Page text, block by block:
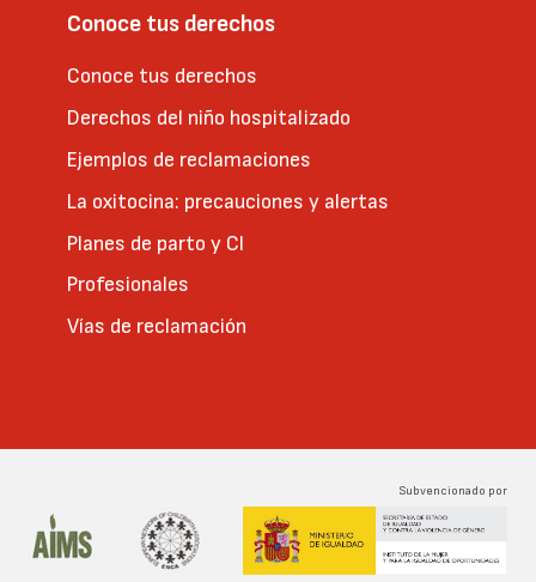
Conoce tus derechos
Conoce tus derechos
Derechos del niño hospitalizado
Ejemplos de reclamaciones
La oxitocina: precauciones y alertas
Planes de parto y CI
Profesionales
Vías de reclamación
Subvencionado por